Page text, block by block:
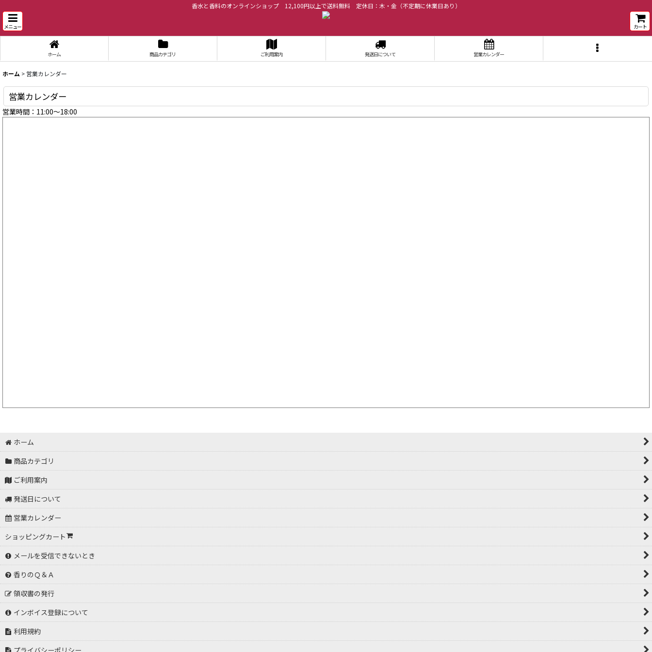
香水と香料のオンラインショップ 12,100円以上で送料無料 定休日：木・金（不定期に休業日あり）
メニュー カート
ホーム 商品カテゴリ ご利用案内 発送日について 営業カレンダー
ホーム > 営業カレンダー
営業カレンダー
営業時間：11:00～18:00
ホーム
商品カテゴリ
ご利用案内
発送日について
営業カレンダー
ショッピングカート
メールを受信できないとき
香りのＱ＆Ａ
領収書の発行
インボイス登録について
利用規約
プライバシーポリシー